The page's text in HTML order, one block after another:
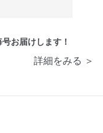
お届けします！
詳細をみる ＞